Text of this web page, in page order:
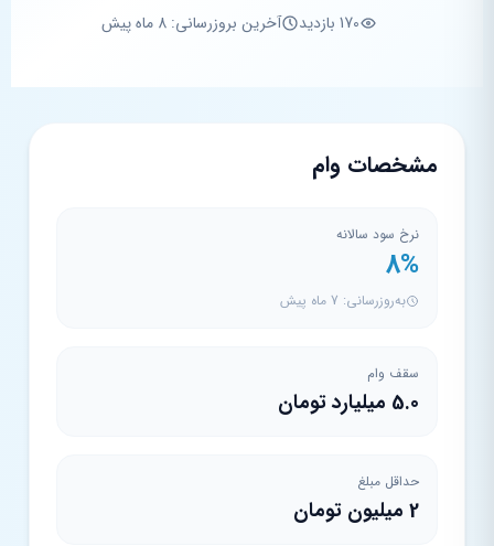
170 بازدید آخرین بروزرسانی: 8 ماه پیش
مشخصات وام
نرخ سود سالانه
8%
به‌روزرسانی: 7 ماه پیش
سقف وام
5.0 میلیارد تومان
حداقل مبلغ
2 میلیون تومان